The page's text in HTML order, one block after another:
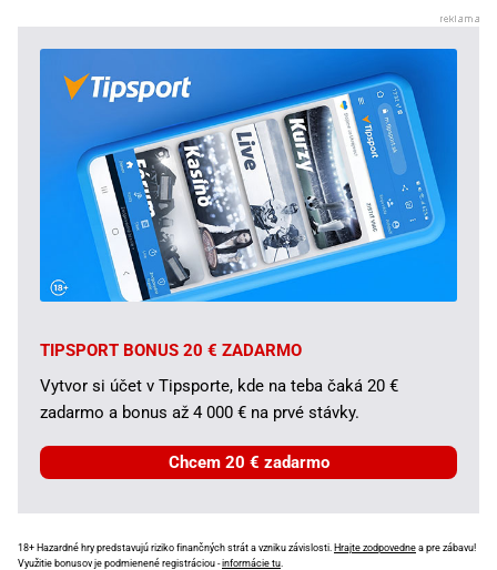
TIPSPORT BONUS 20 € ZADARMO
Vytvor si účet v Tipsporte, kde na teba čaká 20 €
zadarmo a bonus až 4 000 € na prvé stávky.
Chcem 20 € zadarmo
18+ Hazardné hry predstavujú riziko finančných strát a vzniku závislosti. Hrajte zodpovedne a pre zábavu!
Využitie bonusov je podmienené registráciou -informácie tu